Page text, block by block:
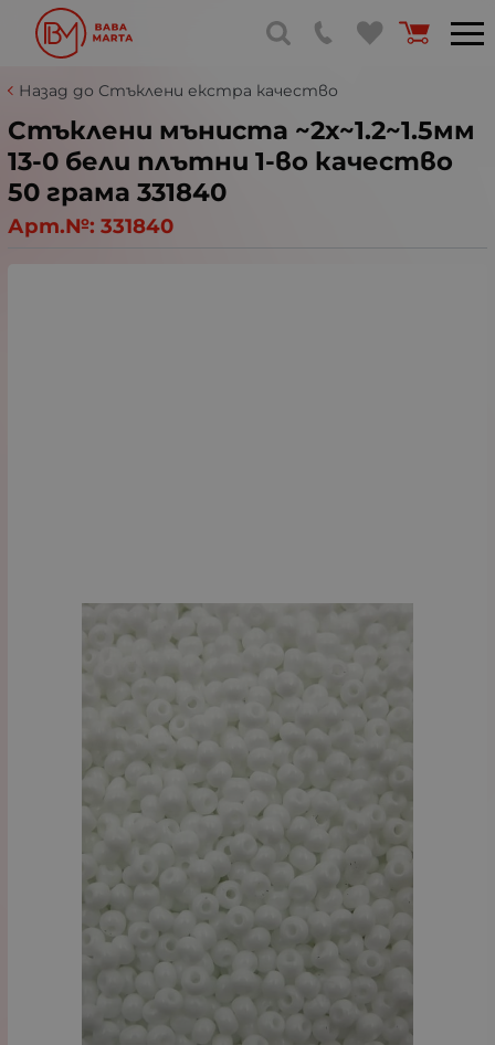
Назад до Стъклени екстра качество
Стъклени мъниста ~2x~1.2~1.5мм
13-0 бели плътни 1-во качество
50 грама 331840
Арт.№: 331840